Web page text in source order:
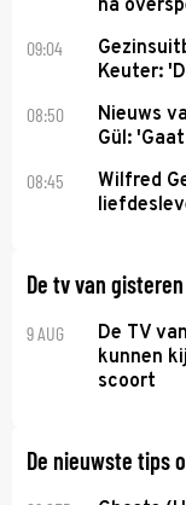
na
09:04
Keuter:
08:50
Nieuws
Gül:
08:45
Wilfred
De tv van gisteren
9 AUG
De TV
kunnen
scoort
De nieuwste tips